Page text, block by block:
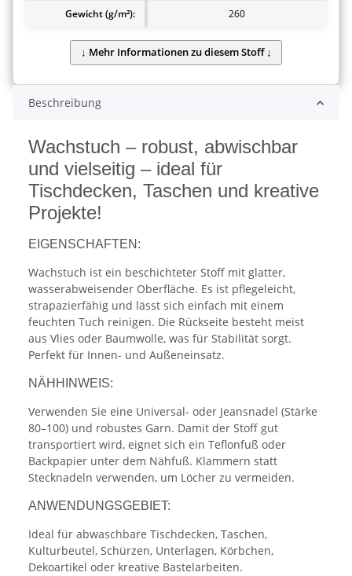
Gewicht (g/m²):
260
Beschreibung
Wachstuch – robust, abwischbar
und vielseitig – ideal für
Tischdecken, Taschen und kreative
Projekte!
EIGENSCHAFTEN:
Wachstuch ist ein beschichteter Stoff mit glatter,
wasserabweisender Oberfläche. Es ist pflegeleicht,
strapazierfähig und lässt sich einfach mit einem
feuchten Tuch reinigen. Die Rückseite besteht meist
aus Vlies oder Baumwolle, was für Stabilität sorgt.
Perfekt für Innen- und Außeneinsatz.
NÄHHINWEIS:
Verwenden Sie eine Universal- oder Jeansnadel (Stärke
80–100) und robustes Garn. Damit der Stoff gut
transportiert wird, eignet sich ein Teflonfuß oder
Backpapier unter dem Nähfuß. Klammern statt
Stecknadeln verwenden, um Löcher zu vermeiden.
ANWENDUNGSGEBIET:
Ideal für abwaschbare Tischdecken, Taschen,
Kulturbeutel, Schürzen, Unterlagen, Körbchen,
Dekoartikel oder kreative Bastelarbeiten.